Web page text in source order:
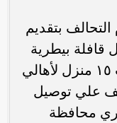
بتقديم
قافلة بيطرية
شاملة فضلا عن ترميم وتشطيب ١٥ منزل لأهالي
علي توصيل
محافظة